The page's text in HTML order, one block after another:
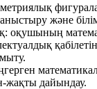
және
оқушының
жақты дайындау.